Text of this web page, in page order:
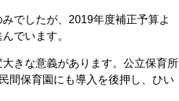
でしたが、2019年度補正予算よ
でいます。
きな意義があります。公立保育所
間保育園にも導入を後押し、ひい